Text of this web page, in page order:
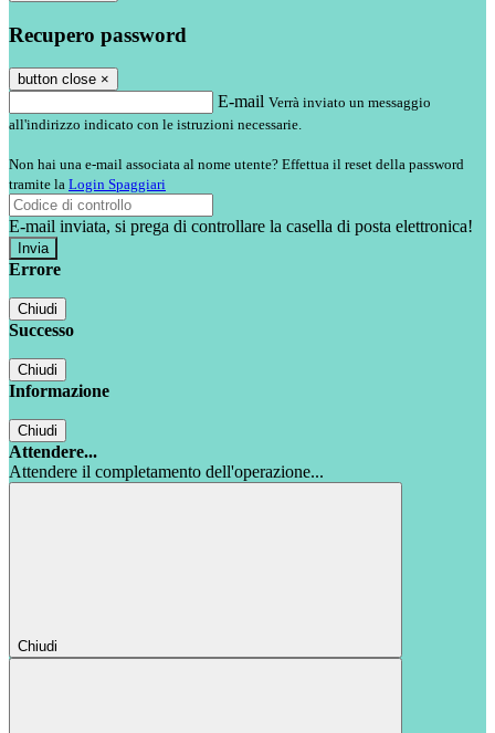
Recupero password
button close ×
E-mail Verrà inviato un messaggio
all'indirizzo indicato con le istruzioni necessarie.
Non hai una e-mail associata al nome utente? Effettua il reset della password
tramite la Login Spaggiari
E-mail inviata, si prega di controllare la casella di posta elettronica!
Errore
Chiudi
Successo
Chiudi
Informazione
Chiudi
Attendere...
Attendere il completamento dell'operazione...
Chiudi